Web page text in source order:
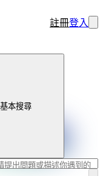
註冊登入
基本搜尋